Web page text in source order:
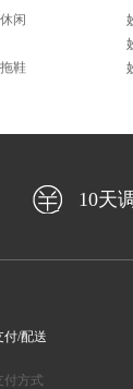
闲
鞋
10天
付/配送
付方式